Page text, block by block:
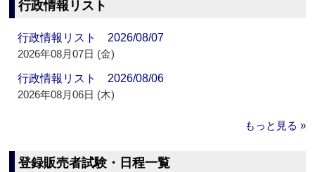
行政情報リスト
行政情報リスト 2026/08/07
2026年08月07日 (金)
行政情報リスト 2026/08/06
2026年08月06日 (木)
もっと見る »
登録販売者試験・日程一覧